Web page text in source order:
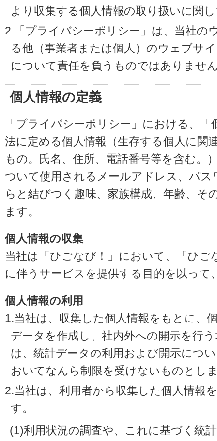
より収集する個人情報の取り扱いに関
2.「プライバシーポリシー」は、当社の
る他（事業者または個人）のウェブサ
について責任を負うものではありませ
個人情報の定義
「プライバシーポリシー」における、
法に定める個人情報（生存する個人に関
もの。氏名、住所、電話番号等を含む。
ついて使用されるメールアドレス、パ
らと結びつく趣味、家族構成、年齢、そ
ます。
個人情報の収集
当社は「ひごなび！」において、「ひ
に伴うサービスを提供する目的を以って
個人情報の利用
1.当社は、収集した個人情報をもとに、
データを作成し、社内外への開示を行
は、統計データの利用および開示につ
おいてなんら制限を受けないものとし
2.当社は、利用者から収集した個人情報
す。
(1)利用状況の調査や、これに基づく統